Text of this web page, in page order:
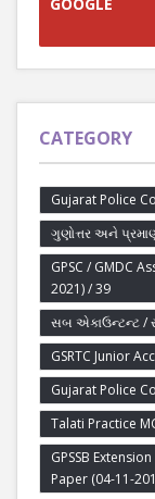
CATEGORY
Gujarat Police
ગુણોત્તર અને
GPSC / GMDC
2021) / 39
સબ એકાઉન્ટન્ટ /
GSRTC Junior
Gujarat Police
Talati Practice
GPSSB
Paper (04-11-